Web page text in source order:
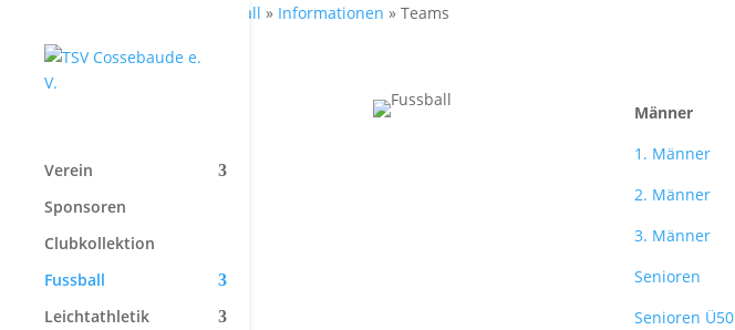
Fussball » Informationen »Teams
Verein
Sponsoren
Clubkollektion
Fussball
Leichtathletik
Männer
1. Männer
2. Männer
3. Männer
Senioren
Senioren Ü50